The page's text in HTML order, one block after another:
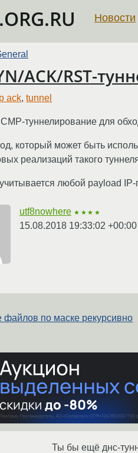
Новости
ACK/RST-
ack,tunnel
туннелирование для
который может быть
реализаций такого
любой payload
utf8nowhere ★★★★
15.08.2018 19:33:02 +00:00
файлов по маске рекурсивно
Ты бы ещё днс-